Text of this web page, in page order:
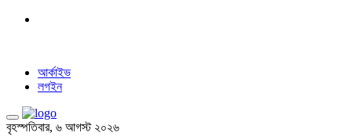
আর্কাইভ
লগইন
বৃহস্পতিবার, ৬ আগস্ট ২০২৬